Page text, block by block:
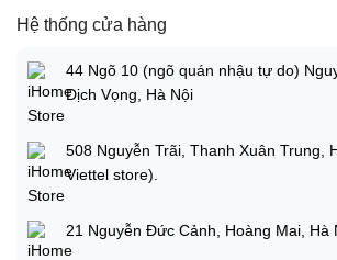
Hệ thống cửa hàng
44 Ngõ 10 (ngõ quán nhậu tự do)
Dịch Vọng, Hà Nội
508 Nguyễn Trãi, Thanh Xuân Trung,
Viettel store).
21 Nguyễn Đức Cảnh, Hoàng Mai, Hà